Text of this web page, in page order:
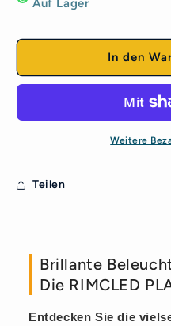
für
LED
Deckenleuchte
Badezimmer
18W
IP44
LED
18W
IP44
In den
Weitere
Teilen
Brillante
Die RIMCLED
Entdecken Sie die